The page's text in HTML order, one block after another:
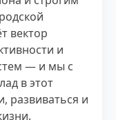
вектор
и
— и мы с
в этот
развиваться и